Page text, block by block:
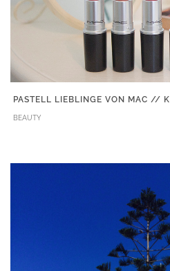
PASTELL LIEBLINGE VON MAC //
BEAUTY